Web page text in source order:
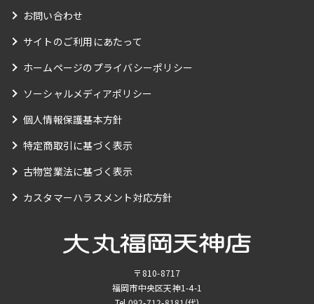
お問い合わせ
サイトのご利用にあたって
ホームページのプライバシーポリシー
ソーシャルメディアポリシー
個人情報保護基本方針
特定商取引に基づく表示
古物営業法に基づく表示
カスタマーハラスメント対応方針
〒810-8717
福岡市中央区天神1-4-1